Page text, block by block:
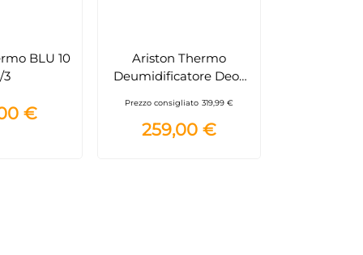
BLU 10
3
€
Ariston Thermo
Deumidificatore Deos
Prezzo consigliato 319,99 €
259,00 €